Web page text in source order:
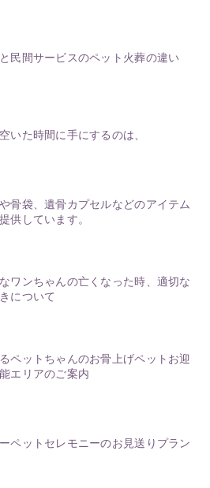
民間サービスのペット火葬の違い
いた時間に手にするのは、
骨袋、遺骨カプセルなどのアイテム
供しています。
ワンちゃんの亡くなった時、適切な
について
ペットちゃんのお骨上げペットお迎
エリアのご案内
ペットセレモニーのお見送りプラン